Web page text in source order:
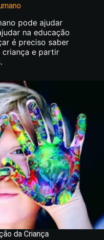
pode ajudar
na educação
é preciso saber
criança e partir
da Criança